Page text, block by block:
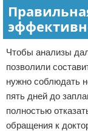
Чтобы анализы
позволили
нужно соблюдать
пять дней до
полностью
обращения к